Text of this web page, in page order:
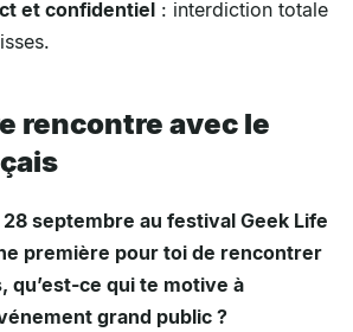
et confidentiel : interdiction totale
rencontre avec le
septembre au festival Geek Life
première pour toi de rencontrer
qu’est-ce qui te motive à
grand public ?